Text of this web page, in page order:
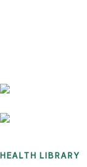
HEALTH LIBRARY